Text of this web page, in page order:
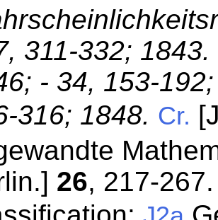
311-332;
- 34, 153-
316; 1848. Cr.
26, 217-267.